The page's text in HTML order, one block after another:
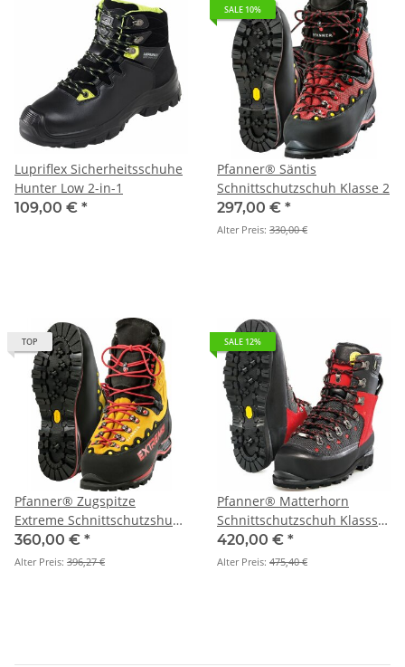
Lupriflex Sicherheitsschuhe
Hunter Low 2-in-1
109,00 € *
SALE 10%
Pfanner® Säntis
Schnittschutzschuh Klasse 2
297,00 € *
Alter Preis: 330,00 €
TOP
Pfanner® Zugspitze
Extreme Schnittschutzshuh
Klasse 2
360,00 € *
Alter Preis: 396,27 €
SALE 12%
Pfanner® Matterhorn
Schnittschutzschuh Klassse
2
420,00 € *
Alter Preis: 475,40 €